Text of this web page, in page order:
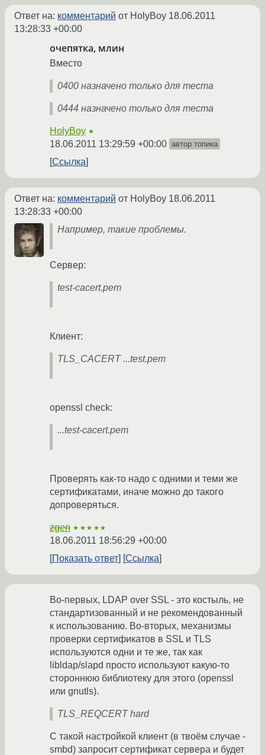
Ответ на: комментарий от HolyBoy 18.06.2011
13:28:33 +00:00
очепятка, млин
Вместо
0400 назначено только для теста
0444 назначено только для теста
HolyBoy ★
18.06.2011 13:29:59 +00:00 автор топика
Ссылка
Ответ на: комментарий от HolyBoy 18.06.2011
13:28:33 +00:00
Например, такие проблемы.
Сервер:
test-cacert.pem
Клиент:
TLS_CACERT ...test.pem
openssl check:
...test-cacert.pem
Проверять как-то надо с одними и теми же
сертификатами, иначе можно до такого
допроверяться.
zgen ★★★★★
18.06.2011 18:56:29 +00:00
Показать ответ
Ссылка
Во-первых, LDAP over SSL - это костыль, не
стандартизованный и не рекомендованный
к использованию. Во-вторых, механизмы
проверки сертификатов в SSL и TLS
используются одни и те же, так как
libldap/slapd просто используют какую-то
стороннюю библиотеку для этого (openssl
или gnutls).
TLS_REQCERT hard
С такой настройкой клиент (в твоём случае -
smbd) запросит сертификат сервера и будет